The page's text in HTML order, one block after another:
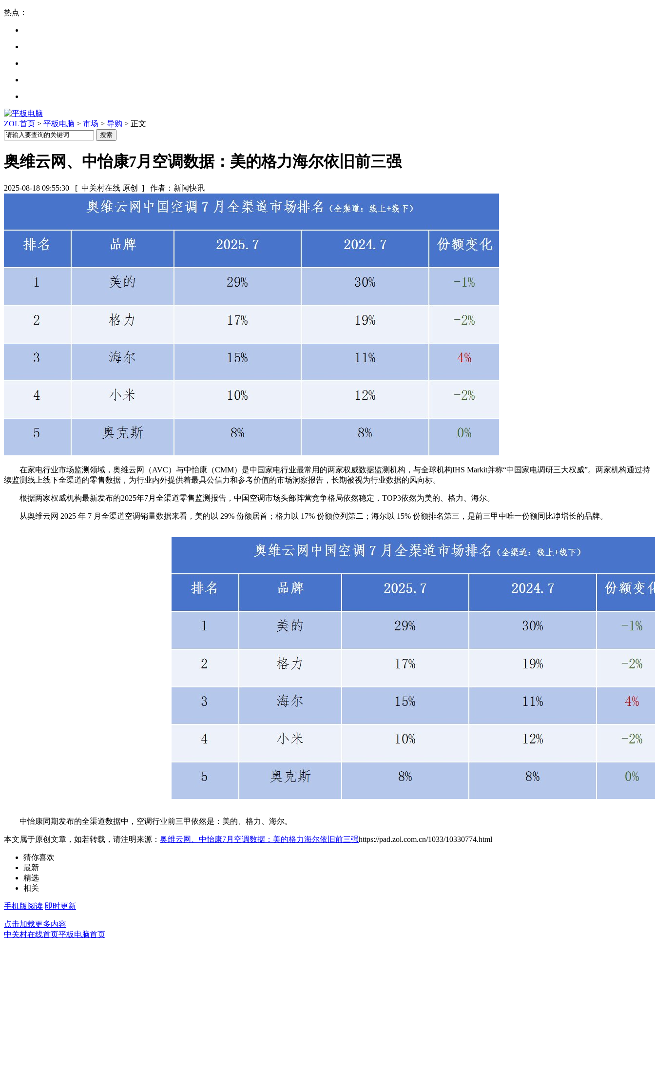
热点：
ZOL首页 > 平板电脑 > 市场 > 导购 > 正文
奥维云网、中怡康7月空调数据：美的格力海尔依旧前三强
2025-08-18 09:55:30 [ 中关村在线 原创 ] 作者：新闻快讯
在家电行业市场监测领域，奥维云网（AVC）与中怡康（CMM）是中国家电行业最常用的两家权威数据监测机构，与全球机构IHS Markit并称“中国家电调研三大权威”。两家机构通过持
续监测线上线下全渠道的零售数据，为行业内外提供着最具公信力和参考价值的市场洞察报告，长期被视为行业数据的风向标。
根据两家权威机构最新发布的2025年7月全渠道零售监测报告，中国空调市场头部阵营竞争格局依然稳定，TOP3依然为美的、格力、海尔。
从奥维云网 2025 年 7 月全渠道空调销量数据来看，美的以 29% 份额居首；格力以 17% 份额位列第二；海尔以 15% 份额排名第三，是前三甲中唯一份额同比净增长的品牌。
中怡康同期发布的全渠道数据中，空调行业前三甲依然是：美的、格力、海尔。
本文属于原创文章，如若转载，请注明来源： 奥维云网、中怡康7月空调数据：美的格力海尔依旧前三强https://pad.zol.com.cn/1033/10330774.html
猜你喜欢
最新
精选
相关
手机版阅读 即时更新
点击加载更多内容
中关村在线首页平板电脑首页